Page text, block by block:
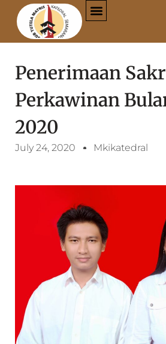
Penerimaan
Perkawinan
2020
July 24, 2020 Mkikatedral